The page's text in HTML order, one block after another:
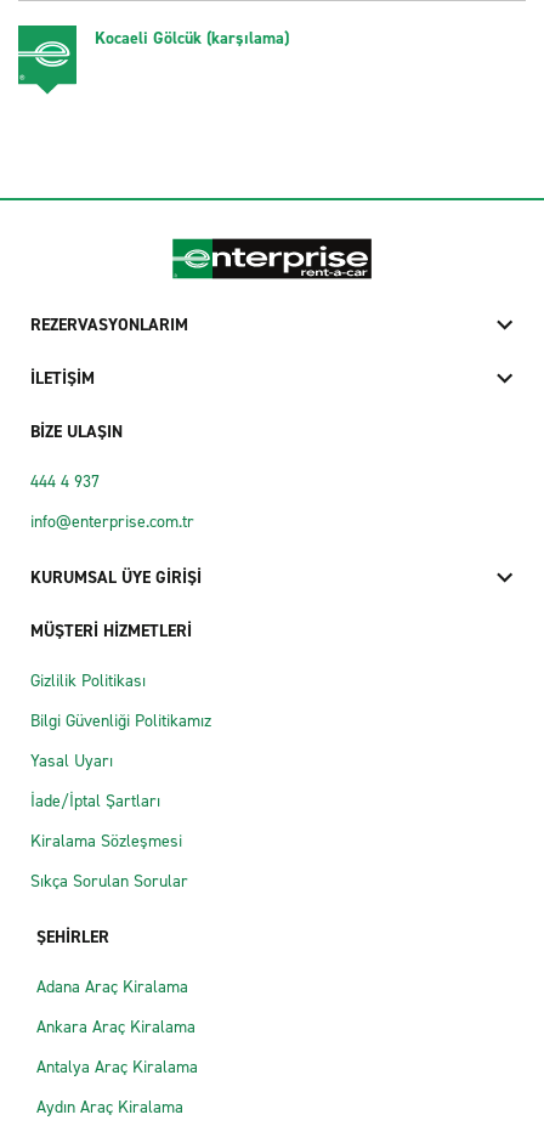
Kocaeli Gölcük (karşılama)
REZERVASYONLARIM
İLETİŞİM
BİZE ULAŞIN
444 4 937
info@enterprise.com.tr
KURUMSAL ÜYE GİRİŞİ
MÜŞTERİ HİZMETLERİ
Gizlilik Politikası
Bilgi Güvenliği Politikamız
Yasal Uyarı
İade/İptal Şartları
Kiralama Sözleşmesi
Sıkça Sorulan Sorular
ŞEHİRLER
Adana Araç Kiralama
Ankara Araç Kiralama
Antalya Araç Kiralama
Aydın Araç Kiralama